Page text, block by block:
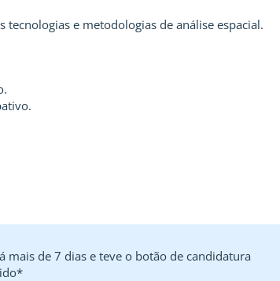
tecnologias e metodologias de análise espacial.
mais de 7 dias e teve o botão de candidatura